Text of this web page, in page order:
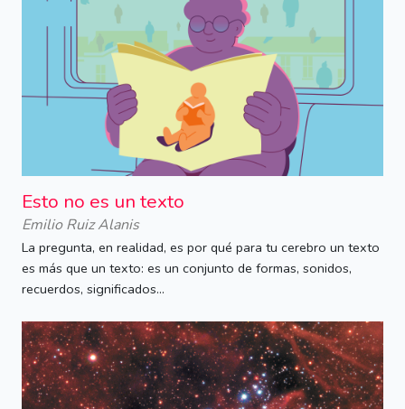
Esto no es un texto
Emilio Ruiz Alanis
La pregunta, en realidad, es por qué para tu cerebro un texto
es más que un texto: es un conjunto de formas, sonidos,
recuerdos, significados...